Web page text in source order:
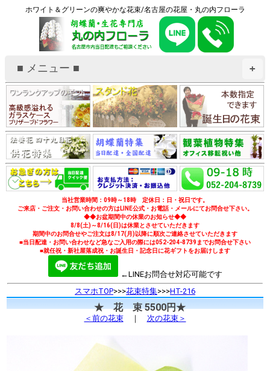
ホワイト＆グリーンの爽やかな花束/名古屋の花屋・丸の内フローラ
+
■ メニュー ■
当社営業時間：09時～18時 定休日：日・祝日です。
ご来店・ご注文・お問い合わせの方はLINE公式・お電話・メールにてお問合せ下さい。
◆◆お盆期間中の休業のお知らせ◆◆
8/8(土)～8/16(日)は休業とさせていただきます
期間中のお問合せやご注文は8/17(月)以降に順次ご連絡させていただきます
■当日配達・お問い合わせなど急なご入用の際には052-204-8739までお問合せ下さい
■就任祝・新社屋落成祝・お誕生日・記念日に花ギフトをお届けします
←LINEお問合せ対応可能です
スマホTOP>>>花束特集>>>HT-216
★ 花 束 5500円★
＜前の花束｜ 次の花束＞